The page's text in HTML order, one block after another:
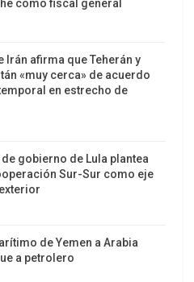
se negó a autorizar
electoral y el voto
evaluará si reconoce o
el organismo electoral.
tensión crece y podría
como fiscal general
Irán afirma que Teherán y
«muy cerca» de acuerdo
en estrecho de
de gobierno de Lula plantea
Sur-Sur como eje
de Yemen a Arabia
a petrolero